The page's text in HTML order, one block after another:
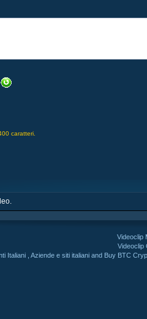
caratteri.
Videoclip
Videoclip
Italiani ,Aziende e siti italiani and Buy BTC